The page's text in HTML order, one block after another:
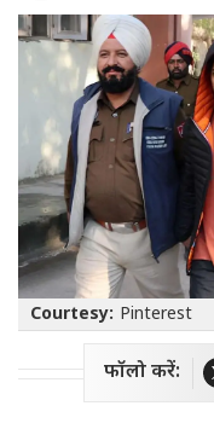
Courtesy: Pinterest
फॉलो करें: